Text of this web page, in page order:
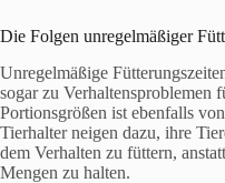
Die Folgen unregelmäßiger
Unregelmäßige
sogar zu Verhaltensproblemen
Portionsgrößen ist ebenfalls
Tierhalter neigen dazu, ihre
dem Verhalten zu füttern,
Mengen zu halten.